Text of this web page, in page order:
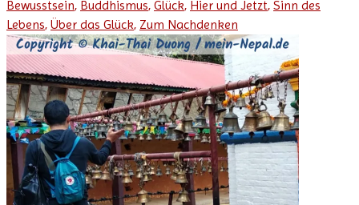
Bewusstsein, Buddhismus, Glück, Hier und Jetzt, Sinn des
Lebens, Über das Glück, Zum Nachdenken